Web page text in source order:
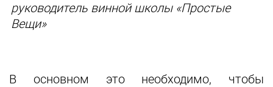
руководитель винной школы «Простые
Вещи»
В основном это необходимо, чтобы